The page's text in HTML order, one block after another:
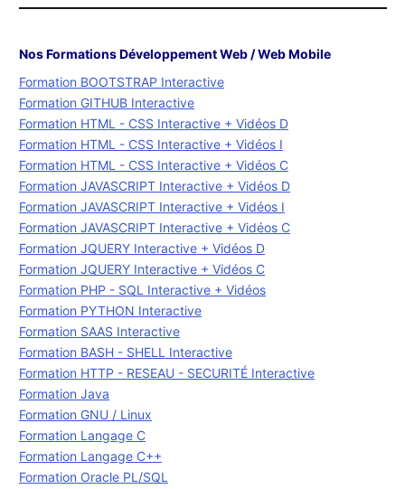
Nos Formations Développement Web / Web Mobile
Formation BOOTSTRAP Interactive
Formation GITHUB Interactive
Formation HTML - CSS Interactive + Vidéos D
Formation HTML - CSS Interactive + Vidéos I
Formation HTML - CSS Interactive + Vidéos C
Formation JAVASCRIPT Interactive + Vidéos D
Formation JAVASCRIPT Interactive + Vidéos I
Formation JAVASCRIPT Interactive + Vidéos C
Formation JQUERY Interactive + Vidéos D
Formation JQUERY Interactive + Vidéos C
Formation PHP - SQL Interactive + Vidéos
Formation PYTHON Interactive
Formation SAAS Interactive
Formation BASH - SHELL Interactive
Formation HTTP - RESEAU - SECURITÉ Interactive
Formation Java
Formation GNU / Linux
Formation Langage C
Formation Langage C++
Formation Oracle PL/SQL